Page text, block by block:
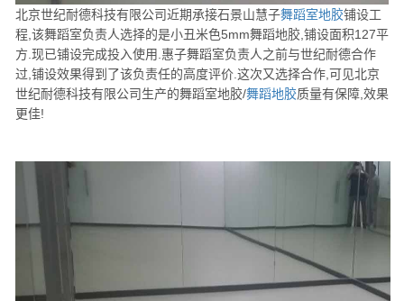
北京世纪耐德科技有限公司近期承接石景山慧子舞蹈室地胶铺设工
程,该舞蹈室负责人选择的是小丑米色5mm舞蹈地胶,铺设面积127平
方.现已铺设完成投入使用.惠子舞蹈室负责人之前与世纪耐德合作
过,铺设效果得到了该负责任的高度评价.这次又选择合作,可见北京
世纪耐德科技有限公司生产的舞蹈室地胶/舞蹈地胶质量有保障,效果
更佳!